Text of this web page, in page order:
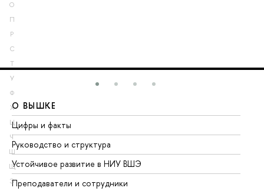
О
П
Р
С
Т
У
Ф
Х
Ц
Ч
Ш
Щ
Э
О ВЫШКЕ
Цифры и факты
Руководство и структура
Устойчивое развитие в НИУ ВШЭ
Преподаватели и сотрудники